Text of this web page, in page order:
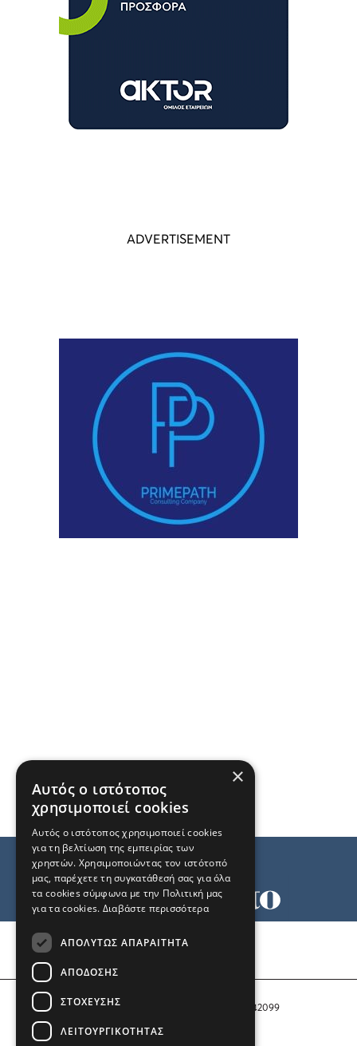
Αριθμός Πιστοποίησης Μ.Η.Τ. 242099
×
Αυτός ο ιστότοπος
χρησιμοποιεί cookies
Αυτός ο ιστότοπος χρησιμοποιεί cookies
για τη βελτίωση της εμπειρίας των
χρηστών. Χρησιμοποιώντας τον ιστότοπό
μας, παρέχετε τη συγκατάθεσή σας για όλα
τα cookies σύμφωνα με την Πολιτική μας
για τα cookies. Διαβάστε περισσότερα
ΑΠΟΛΎΤΩΣ ΑΠΑΡΑΊΤΗΤΑ
ΑΠΌΔΟΣΗΣ
ΣΤΌΧΕΥΣΗΣ
ΛΕΙΤΟΥΡΓΙΚΌΤΗΤΑΣ